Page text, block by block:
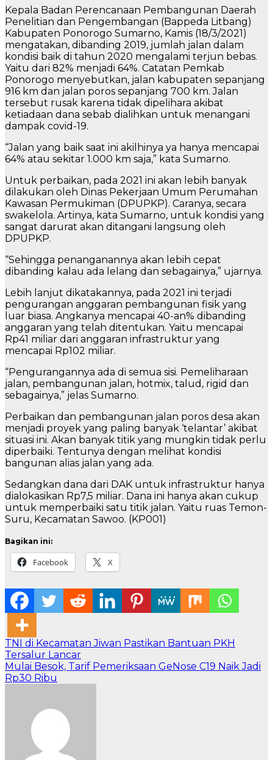
Kepala Badan Perencanaan Pembangunan Daerah
Penelitian dan Pengembangan (Bappeda Litbang)
Kabupaten Ponorogo Sumarno, Kamis (18/3/2021)
mengatakan, dibanding 2019, jumlah jalan dalam
kondisi baik di tahun 2020 mengalami terjun bebas.
Yaitu dari 82% menjadi 64%. Catatan Pemkab
Ponorogo menyebutkan, jalan kabupaten sepanjang
916 km dan jalan poros sepanjang 700 km. Jalan
tersebut rusak karena tidak dipelihara akibat
ketiadaan dana sebab dialihkan untuk menangani
dampak covid-19.
“Jalan yang baik saat ini akilhinya ya hanya mencapai
64% atau sekitar 1.000 km saja,” kata Sumarno.
Untuk perbaikan, pada 2021 ini akan lebih banyak
dilakukan oleh Dinas Pekerjaan Umum Perumahan
Kawasan Permukiman (DPUPKP). Caranya, secara
swakelola. Artinya, kata Sumarno, untuk kondisi yang
sangat darurat akan ditangani langsung oleh
DPUPKP.
“Sehingga penanganannya akan lebih cepat
dibanding kalau ada lelang dan sebagainya,” ujarnya.
Lebih lanjut dikatakannya, pada 2021 ini terjadi
pengurangan anggaran pembangunan fisik yang
luar biasa. Angkanya mencapai 40-an% dibanding
anggaran yang telah ditentukan. Yaitu mencapai
Rp41 miliar dari anggaran infrastruktur yang
mencapai Rp102 miliar.
“Pengurangannya ada di semua sisi. Pemeliharaan
jalan, pembangunan jalan, hotmix, talud, rigid dan
sebagainya,” jelas Sumarno.
Perbaikan dan pembangunan jalan poros desa akan
menjadi proyek yang paling banyak ‘telantar’ akibat
situasi ini. Akan banyak titik yang mungkin tidak perlu
diperbaiki. Tentunya dengan melihat kondisi
bangunan alias jalan yang ada.
Sedangkan dana dari DAK untuk infrastruktur hanya
dialokasikan Rp7,5 miliar. Dana ini hanya akan cukup
untuk memperbaiki satu titik jalan. Yaitu ruas Temon-
Suru, Kecamatan Sawoo. (KP001)
Bagikan ini:
Facebook X
Navigasi
pos
TNI di Kecamatan Jiwan Pastikan Bantuan PKH
Tersalur Lancar
Mulai Besok, Tarif Pemeriksaan GeNose C19 Naik Jadi
Rp30 Ribu